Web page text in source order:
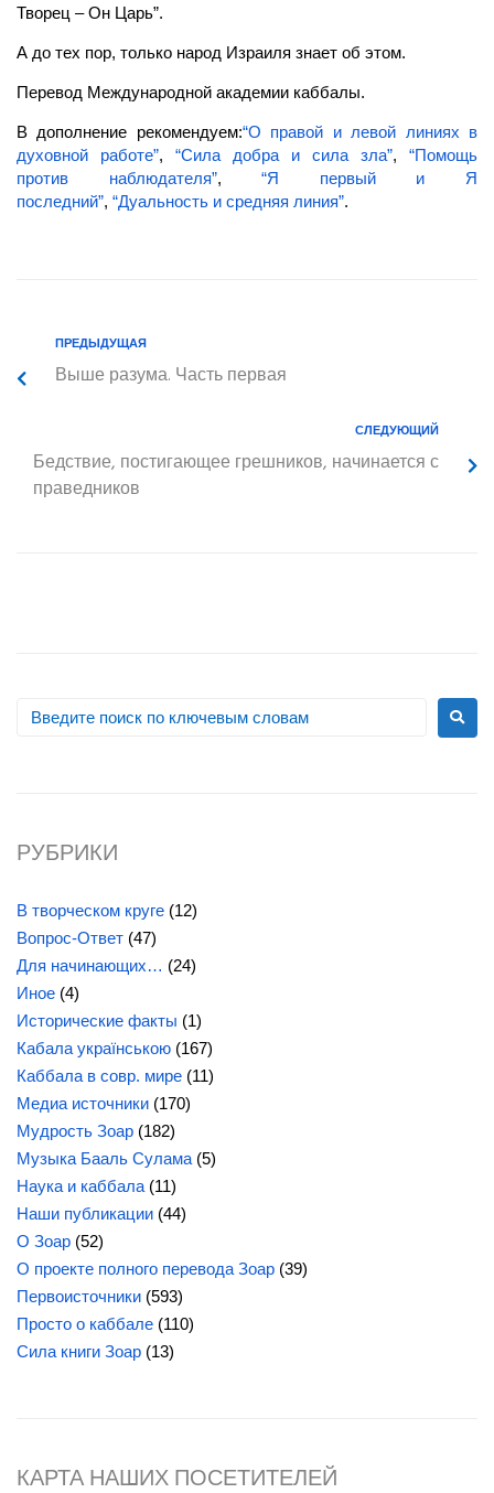
Творец – Он Царь”.
А до тех пор, только народ Израиля знает об этом.
Перевод Международной академии каббалы.
В дополнение рекомендуем:“О правой и левой линиях в
духовной работе”, “Сила добра и сила зла”, “Помощь
против наблюдателя”,“Я первый и Я
последний”, “Дуальность и средняя линия”.
ПРЕДЫДУЩАЯ
Выше разума. Часть первая
СЛЕДУЮЩИЙ
Бедствие, постигающее грешников, начинается с
праведников
РУБРИКИ
В творческом круге (12)
Вопрос-Ответ (47)
Для начинающих… (24)
Иное (4)
Исторические факты (1)
Кабала українською (167)
Каббала в совр. мире (11)
Медиа источники (170)
Мудрость Зоар (182)
Музыка Бааль Сулама (5)
Наука и каббала (11)
Наши публикации (44)
О Зоар (52)
О проекте полного перевода Зоар (39)
Первоисточники (593)
Просто о каббале (110)
Сила книги Зоар (13)
КАРТА НАШИХ ПОСЕТИТЕЛЕЙ